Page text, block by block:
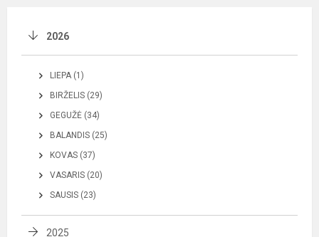
2026
LIEPA (1)
BIRŽELIS (29)
GEGUŽĖ (34)
BALANDIS (25)
KOVAS (37)
VASARIS (20)
SAUSIS (23)
2025